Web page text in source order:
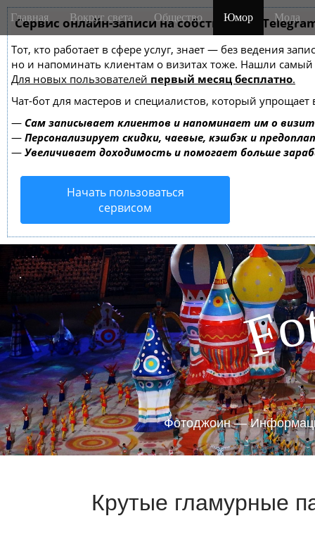
Сервис онлайн-записи на собственном
Тот, кто работает в сфере услуг, знает — без ведения
но и напоминать клиентам о визитах тоже. Нашли
Для новых пользователей первый месяц бесплатно.
Чат-бот для мастеров и специалистов, который упрощает
— Сам записывает клиентов и напоминает им о
— Персонализирует скидки, чаевые, кэшбэк и
— Увеличивает доходимость и помогает больше
Начать пользоваться
сервисом
M
a
n
m
e
n
u
i
Главная Вокруг света Общество Юмор Мода
Fo
Фотоджоин —
Крутые гламурные